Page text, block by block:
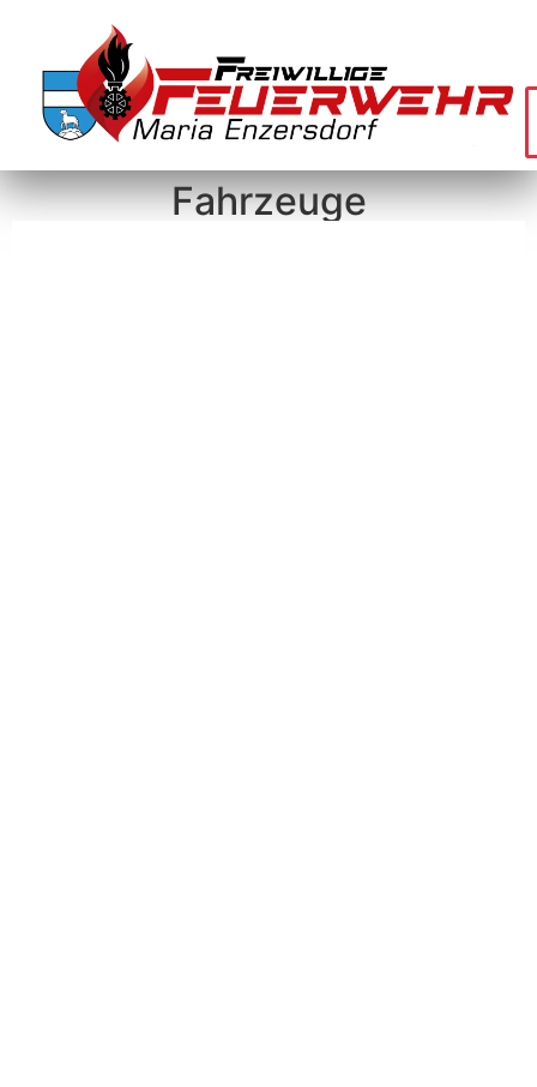
Fahrzeuge